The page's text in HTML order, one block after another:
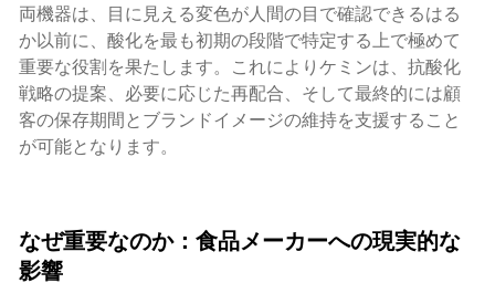
両機器は、目に見える変色が人間の目で確認できるはる
か以前に、酸化を最も初期の段階で特定する上で極めて
重要な役割を果たします。これによりケミンは、抗酸化
戦略の提案、必要に応じた再配合、そして最終的には顧
客の保存期間とブランドイメージの維持を支援すること
が可能となります。
なぜ重要なのか：食品メーカーへの現実的な
影響